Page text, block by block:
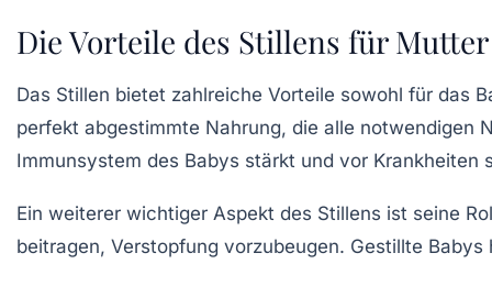
Die Vorteile des Stillens für
Das Stillen bietet zahlreiche Vorteile sowohl für das
perfekt abgestimmte Nahrung, die alle notwendigen
Immunsystem des Babys stärkt und vor Krankheiten
Ein weiterer wichtiger Aspekt des Stillens ist seine
beitragen, Verstopfung vorzubeugen. Gestillte